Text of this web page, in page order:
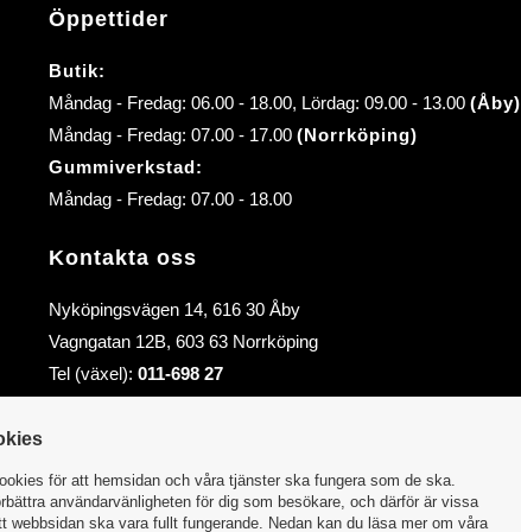
Öppettider
Butik:
Måndag - Fredag: 06.00 - 18.00, Lördag: 09.00 - 13.00 (Åby)
Måndag - Fredag: 07.00 - 17.00 (Norrköping)
Gummiverkstad:
Måndag - Fredag: 07.00 - 18.00
Kontakta oss
Nyköpingsvägen 14, 616 30 Åby
Vagngatan 12B, 603 63 Norrköping
Tel (växel): 011-698 27
för att hemsidan och våra tjänster ska fungera som de ska.
användarvänligheten för dig som besökare, och därför är vissa
webbsidan ska vara fullt fungerande. Nedan kan du läsa mer om våra